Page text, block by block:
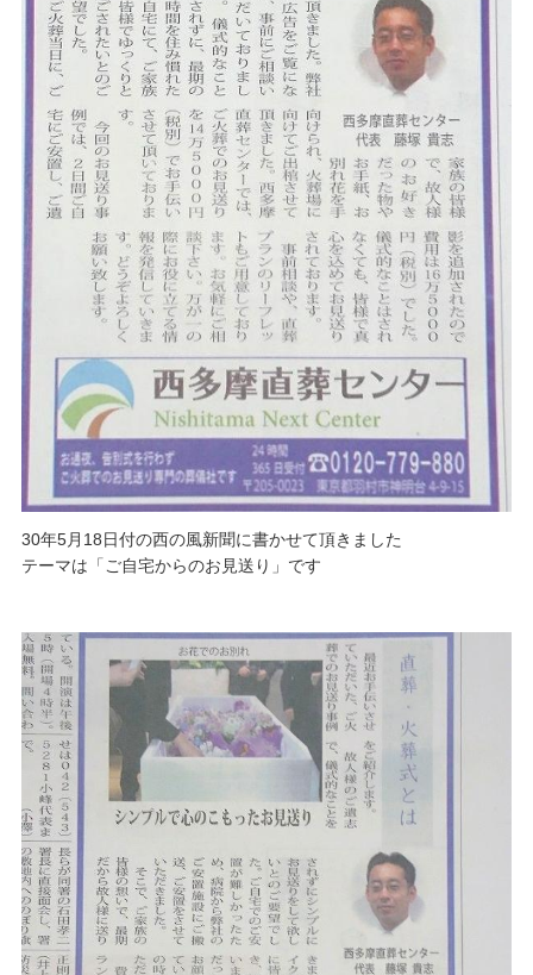
30年5月18日付の西の風新聞に書かせて頂きました
テーマは「ご自宅からのお見送り」です